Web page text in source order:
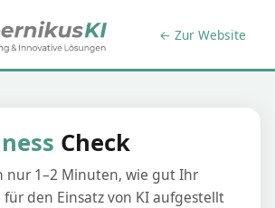
← Zur Website
Check
nur 1–2 Minuten, wie gut Ihr
den Einsatz von KI aufgestellt